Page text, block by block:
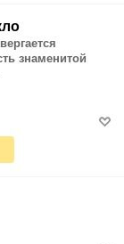
знаменитой